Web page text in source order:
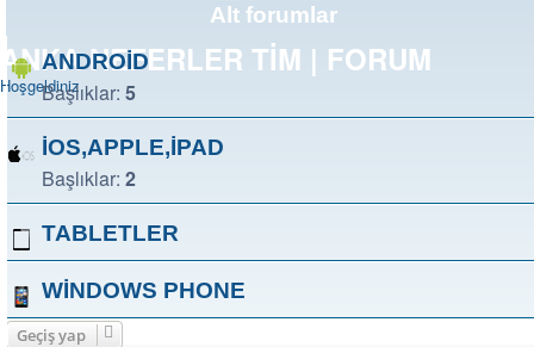
ANKA NEFERLER TİM | FORUM
Hoşgeldiniz
Alt forumlar
ANDROİD
Başlıklar: 5
İOS,APPLE,İPAD
Başlıklar: 2
TABLETLER
WİNDOWS PHONE
Geçiş yap